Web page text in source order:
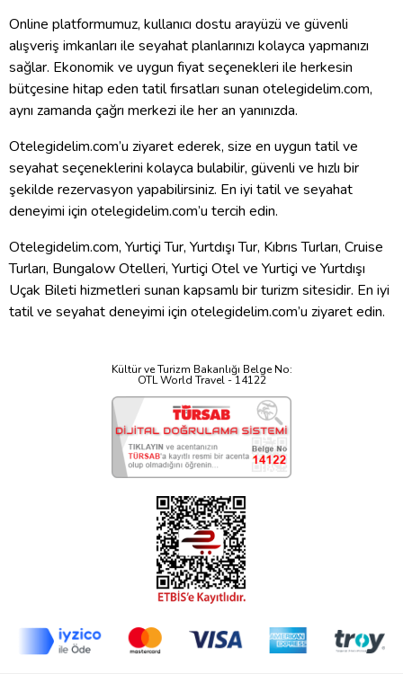
Online platformumuz, kullanıcı dostu arayüzü ve güvenli
alışveriş imkanları ile seyahat planlarınızı kolayca yapmanızı
sağlar. Ekonomik ve uygun fiyat seçenekleri ile herkesin
bütçesine hitap eden tatil fırsatları sunan otelegidelim.com,
aynı zamanda çağrı merkezi ile her an yanınızda.
Otelegidelim.com’u ziyaret ederek, size en uygun tatil ve
seyahat seçeneklerini kolayca bulabilir, güvenli ve hızlı bir
şekilde rezervasyon yapabilirsiniz. En iyi tatil ve seyahat
deneyimi için otelegidelim.com’u tercih edin.
Otelegidelim.com, Yurtiçi Tur, Yurtdışı Tur, Kıbrıs Turları, Cruise
Turları, Bungalow Otelleri, Yurtiçi Otel ve Yurtiçi ve Yurtdışı
Uçak Bileti hizmetleri sunan kapsamlı bir turizm sitesidir. En iyi
tatil ve seyahat deneyimi için otelegidelim.com’u ziyaret edin.
Kültür ve Turizm Bakanlığı Belge No:
OTL World Travel - 14122